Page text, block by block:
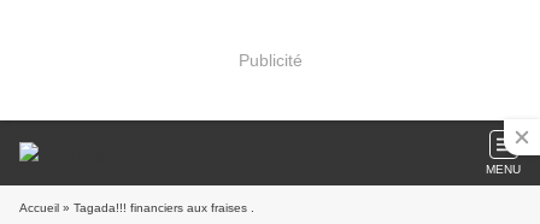
Publicité
MENU
Accueil » Tagada!!! financiers aux fraises .